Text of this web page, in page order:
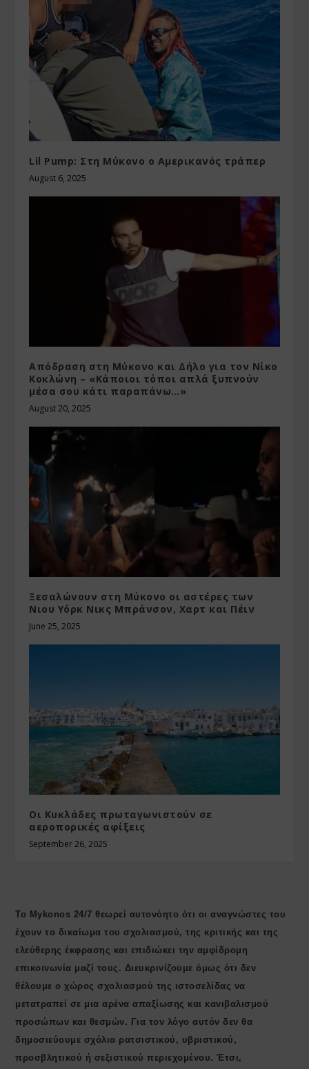
Lil Pump: Στη Μύκονο ο Αμερικανός τράπερ
August 6, 2025
Απόδραση στη Μύκονο και Δήλο για τον Νίκο
Κοκλώνη – «Κάποιοι τόποι απλά ξυπνούν
μέσα σου κάτι παραπάνω…»
August 20, 2025
Ξεσαλώνουν στη Μύκονο οι αστέρες των
Νιου Υόρκ Νικς Μπράνσον, Χαρτ και Πέιν
June 25, 2025
Οι Κυκλάδες πρωταγωνιστούν σε
αεροπορικές αφίξεις
September 26, 2025
Το Mykonos 24/7 θεωρεί αυτονόητο ότι οι αναγνώστες του
έχουν το δικαίωμα του σχολιασμού, της κριτικής και της
ελεύθερης έκφρασης και επιδιώκει την αμφίδρομη
επικοινωνία μαζί τους. Διευκρινίζουμε όμως ότι δεν
θέλουμε ο χώρος σχολιασμού της ιστοσελίδας να
μετατραπεί σε μια αρένα απαξίωσης και κανιβαλισμού
προσώπων και θεσμών. Για τον λόγο αυτόν δεν θα
δημοσιεύουμε σχόλια ρατσιστικού, υβριστικού,
προσβλητικού ή σεξιστικού περιεχομένου. Έτσι,